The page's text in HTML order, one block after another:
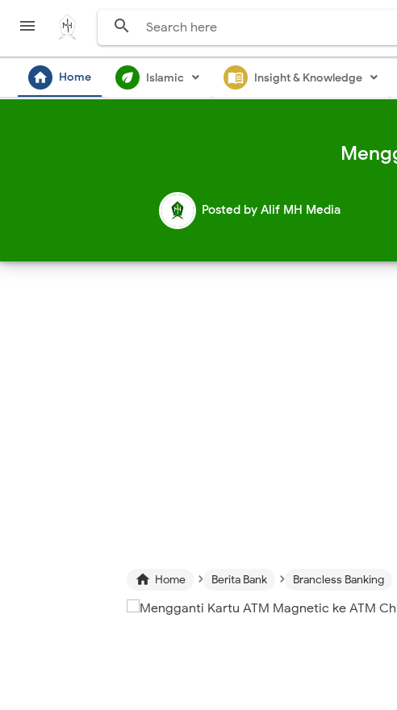
 
home Home ecodIslamic menu_book Insight & Knowledge
Posted by Alif MH Media
 Home › Berita Bank › Brancless Banking